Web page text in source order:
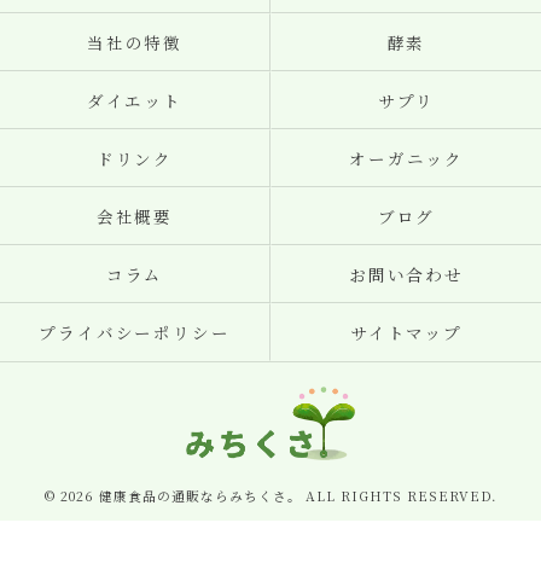
当社の特徴 酵素
ダイエット サプリ
ドリンク オーガニック
会社概要 ブログ
コラム お問い合わせ
プライバシーポリシー サイトマップ
© 2026 健康食品の通販ならみちくさ。 ALL RIGHTS RESERVED.